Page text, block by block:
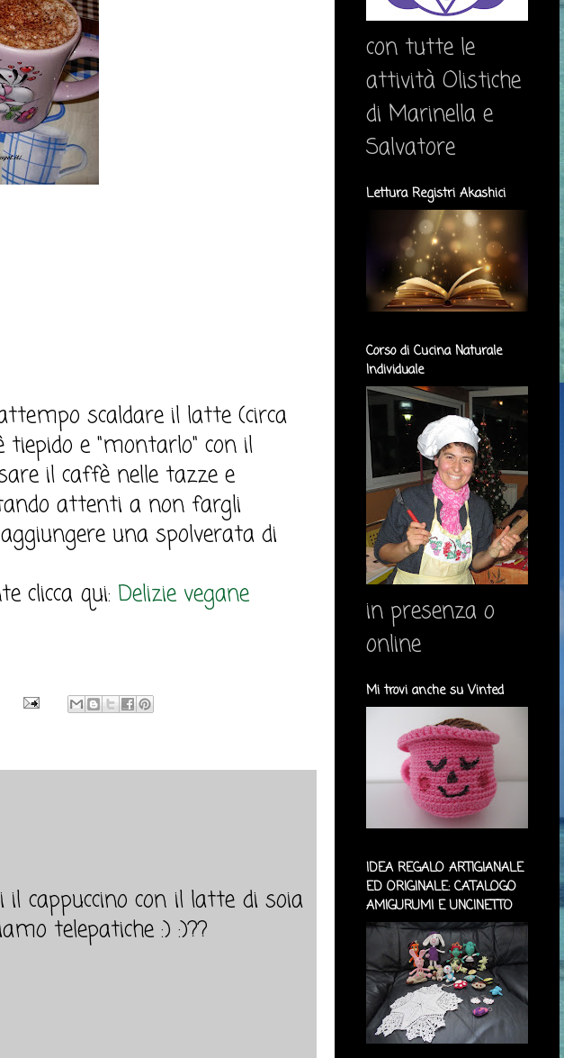
scaldare il latte (circa
e "montarlo" con il
il caffè nelle tazze e
attenti a non fargli
una spolverata di
clicca qui: Delizie vegane
cappuccino con il latte di soia
telepatiche :) :)??
con tutte le
attività Olistiche
di Marinella e
Salvatore
Lettura Registri Akashici
Corso di Cucina Naturale
Individuale
in presenza o
online
Mi trovi anche su Vinted
IDEA REGALO ARTIGIANALE
ED ORIGINALE: CATALOGO
AMIGURUMI E UNCINETTO